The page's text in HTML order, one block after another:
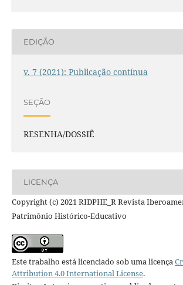
EDIÇÃO
v. 7 (2021): Publicação contínua
SEÇÃO
RESENHA/DOSSIÊ
LICENÇA
Copyright (c) 2021 RIDPHE_R Revista
Patrimônio Histórico-Educativo
Este trabalho está licenciado sob uma licença
Attribution 4.0 International License.